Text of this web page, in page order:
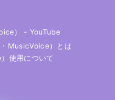
） - YouTube
MusicVoice）とは
使用について